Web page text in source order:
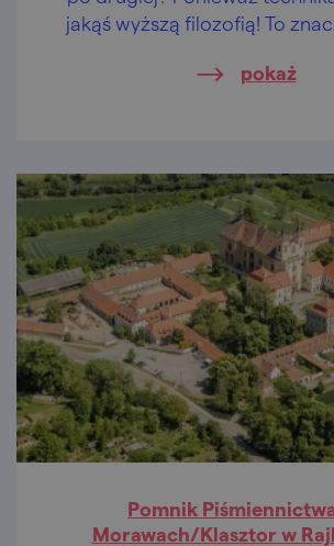
jakąś wyższą filozofią! To
pokaż
Pomnik
Morawach/Klasztor w